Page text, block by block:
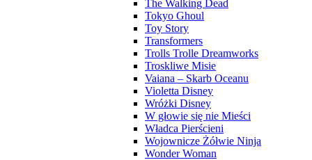
The Walking Dead
Tokyo Ghoul
Toy Story
Transformers
Trolls Trolle Dreamworks
Troskliwe Misie
Vaiana – Skarb Oceanu
Violetta Disney
Wróżki Disney
W głowie się nie Mieści
Władca Pierścieni
Wojownicze Żółwie Ninja
Wonder Woman